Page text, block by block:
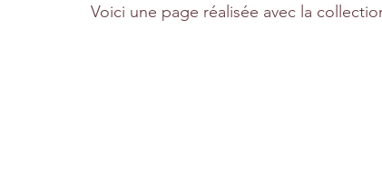
Voici une page réalisée avec la